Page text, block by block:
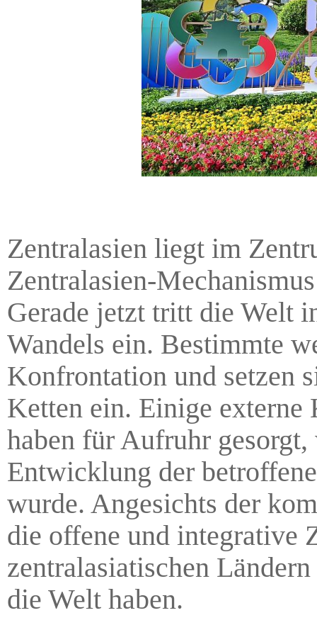
Zentralasien liegt im
Zentralasien-
Gerade jetzt tritt die Welt
Wandels ein. Bestimmte
Konfrontation und setzen
Ketten ein. Einige externe
haben für Aufruhr
Entwicklung der
wurde. Angesichts der
die offene und integrative
zentralasiatischen
die Welt haben.